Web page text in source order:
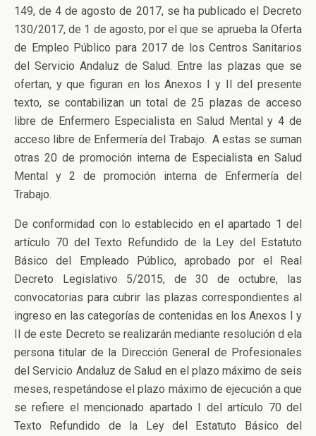
149, de 4 de agosto de 2017, se ha publicado el Decreto
130/2017, de 1 de agosto, por el que se aprueba la Oferta
de Empleo Público para 2017 de los Centros Sanitarios
del Servicio Andaluz de Salud. Entre las plazas que se
ofertan, y que figuran en los Anexos I y II del presente
texto, se contabilizan un total de 25 plazas de acceso
libre de Enfermero Especialista en Salud Mental y 4 de
acceso libre de Enfermería del Trabajo. A estas se suman
otras 20 de promoción interna de Especialista en Salud
Mental y 2 de promoción interna de Enfermería del
Trabajo.
De conformidad con lo establecido en el apartado 1 del
artículo 70 del Texto Refundido de la Ley del Estatuto
Básico del Empleado Público, aprobado por el Real
Decreto Legislativo 5/2015, de 30 de octubre, las
convocatorias para cubrir las plazas correspondientes al
ingreso en las categorías de contenidas en los Anexos I y
II de este Decreto se realizarán mediante resolución d ela
persona titular de la Dirección General de Profesionales
del Servicio Andaluz de Salud en el plazo máximo de seis
meses, respetándose el plazo máximo de ejecución a que
se refiere el mencionado apartado I del artículo 70 del
Texto Refundido de la Ley del Estatuto Básico del